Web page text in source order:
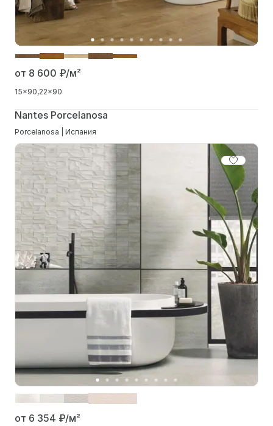
от 8 600 ₽/м²
15x90 22x90
Nantes Porcelanosa
Porcelanosa | Испания
от 6 354 ₽/м²